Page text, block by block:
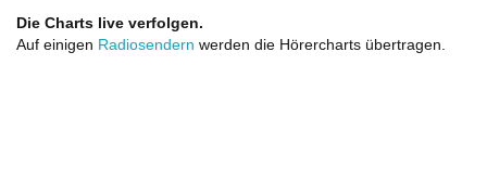
Die Charts live verfolgen.
Auf einigen Radiosendern werden die Hörercharts übertragen.